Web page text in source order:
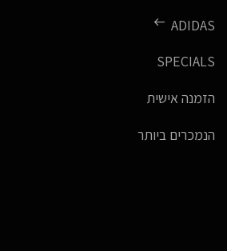
ADIDAS
SPECIALS
הזמנה אישית
הנמכרים ביותר